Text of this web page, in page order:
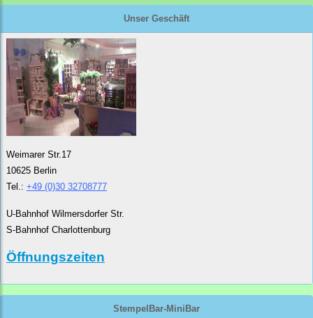
Unser Geschäft
Weimarer Str.17
10625 Berlin
Tel.: +49 (0)30 32708777
U-Bahnhof Wilmersdorfer Str.
S-Bahnhof Charlottenburg
Öffnungszeiten
StempelBar-MiniBar